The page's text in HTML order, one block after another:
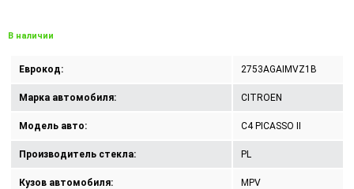
В наличии
Еврокод: 2753AGAIMVZ1B
Марка автомобиля: CITROEN
Модель авто: C4 PICASSO II
Производитель стекла: PL
Кузов автомобиля: MPV